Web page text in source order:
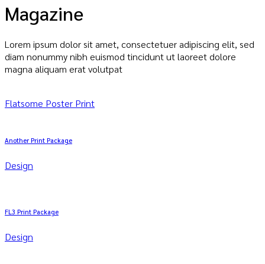
Magazine
Lorem ipsum dolor sit amet, consectetuer adipiscing elit, sed
diam nonummy nibh euismod tincidunt ut laoreet dolore
magna aliquam erat volutpat
Flatsome Poster Print
Another Print Package
Design
FL3 Print Package
Design